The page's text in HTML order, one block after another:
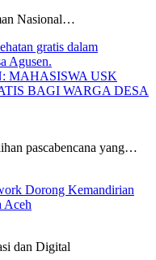
Nasional…
MAHASISWA USK
BAGI WARGA DESA
pascabencana yang…
Dorong Kemandirian
Aceh
dan Digital